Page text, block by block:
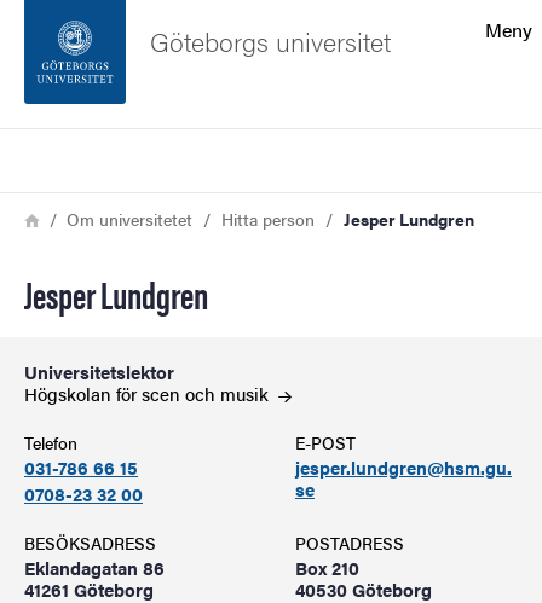
Sidfoten
Meny
Göteborgs universitet
Länkstig
HemOm universitetet Hitta person Jesper Lundgren
Jesper Lundgren
Universitetslektor
Högskolan för scen och musik
Telefon
031-786 66 15
0708-23 32 00
E-POST
jesper.lundgren@hsm.gu.
se
BESÖKSADRESS
Eklandagatan 86
41261 Göteborg
POSTADRESS
Box 210
40530 Göteborg